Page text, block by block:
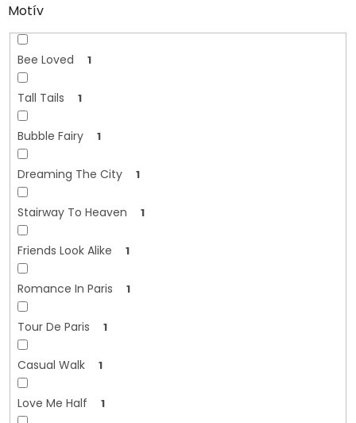
Motív
Bee Loved 1
Tall Tails 1
Bubble Fairy 1
Dreaming The City 1
Stairway To Heaven 1
Friends Look Alike 1
Romance In Paris 1
Tour De Paris 1
Casual Walk 1
Love Me Half 1